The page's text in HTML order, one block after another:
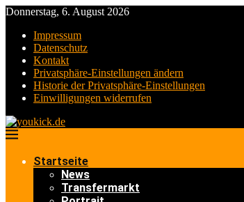
Donnerstag, 6. August 2026
Impressum
Datenschutz
Kontakt
Privatsphäre-Einstellungen ändern
Historie der Privatsphäre-Einstellungen
Einwilligungen widerrufen
Startseite
News
Transfermarkt